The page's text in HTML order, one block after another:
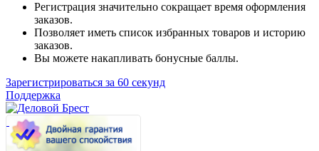
Регистрация значительно сокращает время оформления
заказов.
Позволяет иметь список избранных товаров и историю
заказов.
Вы можете накапливать бонусные баллы.
Зарегистрироваться за 60 секунд
Поддержка